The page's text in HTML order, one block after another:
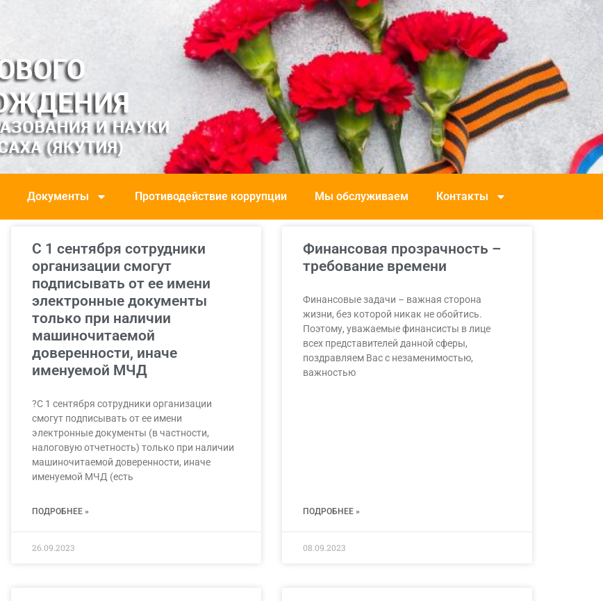
Документы Противодействие коррупции Мы обслуживаем Контакты
С 1 сентября сотрудники
организации смогут
подписывать от ее имени
электронные документы
только при наличии
машиночитаемой
доверенности, иначе
именуемой МЧД
?С 1 сентября сотрудники организации
смогут подписывать от ее имени
электронные документы (в частности,
налоговую отчетность) только при наличии
машиночитаемой доверенности, иначе
именуемой МЧД (есть
ПОДРОБНЕЕ »
26.09.2023
Финансовая прозрачность –
требование времени
Финансовые задачи – важная сторона
жизни, без которой никак не обойтись.
Поэтому, уважаемые финансисты в лице
всех представителей данной сферы,
поздравляем Вас с незаменимостью,
важностью
ПОДРОБНЕЕ »
08.09.2023